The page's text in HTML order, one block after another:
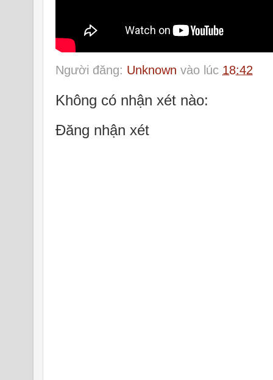
Người đăng: Unknown vào lúc 18:42
Không có nhận xét nào:
Đăng nhận xét